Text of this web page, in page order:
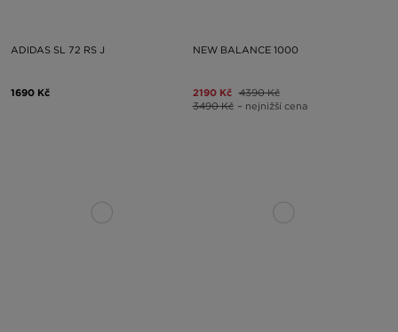
ADIDAS SL 72 RS J
1690 Kč
NEW BALANCE 1000
2190 Kč 4390 Kč
3490 Kč – nejnižší cena